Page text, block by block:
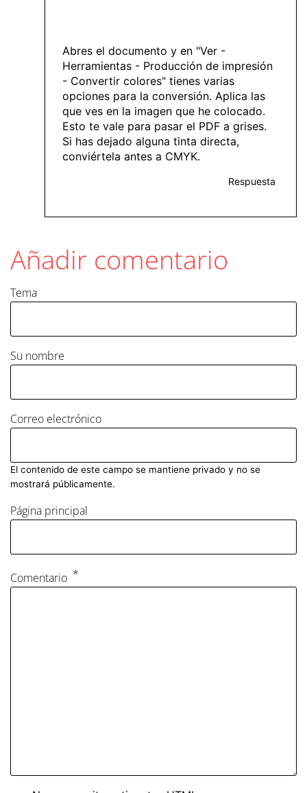
Abres el documento y en "Ver -
Herramientas - Producción de impresión
- Convertir colores" tienes varias
opciones para la conversión. Aplica las
que ves en la imagen que he colocado.
Esto te vale para pasar el PDF a grises.
Si has dejado alguna tinta directa,
conviértela antes a CMYK.
Respuesta
Añadir comentario
Tema
Su nombre
Correo electrónico
El contenido de este campo se mantiene privado y no se
mostrará públicamente.
Página principal
Comentario